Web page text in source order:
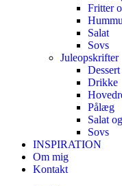
Fritter
Salat
Sovs
Juleopskrifter
Drikke
Pålæg
Salat
Sovs
INSPIRATION
Om mig
Kontakt